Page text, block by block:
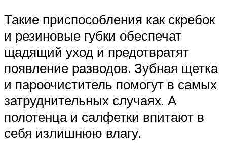
Такие приспособления как скребок
и резиновые губки обеспечат
щадящий уход и предотвратят
появление разводов. Зубная щетка
и пароочиститель помогут в самых
затруднительных случаях. А
полотенца и салфетки впитают в
себя излишнюю влагу.